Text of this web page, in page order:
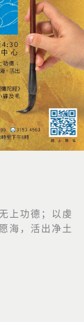
上功德；以虔
海，活出净土